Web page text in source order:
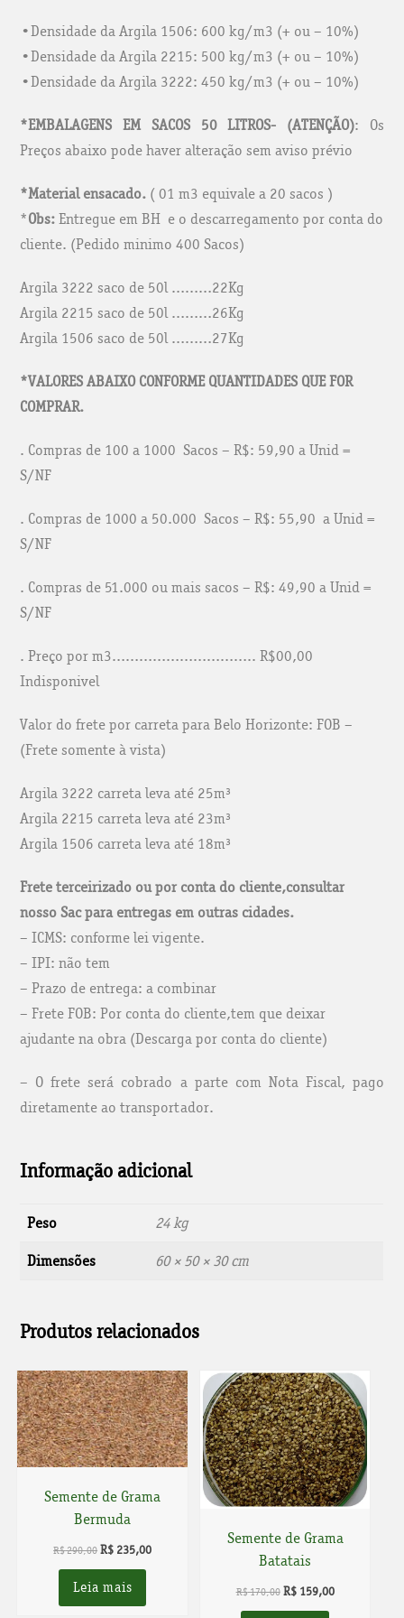
•Densidade da Argila 1506: 600 kg/m3 (+ ou – 10%)
•Densidade da Argila 2215: 500 kg/m3 (+ ou – 10%)
•Densidade da Argila 3222: 450 kg/m3 (+ ou – 10%)
*EMBALAGENS EM SACOS 50 LITROS- (ATENÇÃO): Os
Preços abaixo pode haver alteração sem aviso prévio
*Material ensacado. ( 01 m3 equivale a 20 sacos )
*Obs: Entregue em BH e o descarregamento por conta do
cliente. (Pedido minimo 400 Sacos)
Argila 3222 saco de 50l ………22Kg
Argila 2215 saco de 50l ………26Kg
Argila 1506 saco de 50l ………27Kg
*VALORES ABAIXO CONFORME QUANTIDADES QUE FOR
COMPRAR.
. Compras de 100 a 1000 Sacos – R$: 59,90 a Unid =
S/NF
. Compras de 1000 a 50.000 Sacos – R$: 55,90 a Unid =
S/NF
. Compras de 51.000 ou mais sacos – R$: 49,90 a Unid =
S/NF
. Preço por m3………………………….. R$00,00
Indisponivel
Valor do frete por carreta para Belo Horizonte: FOB –
(Frete somente à vista)
Argila 3222 carreta leva até 25m³
Argila 2215 carreta leva até 23m³
Argila 1506 carreta leva até 18m³
Frete terceirizado ou por conta do cliente,consultar
nosso Sac para entregas em outras cidades.
– ICMS: conforme lei vigente.
– IPI: não tem
– Prazo de entrega: a combinar
– Frete FOB: Por conta do cliente,tem que deixar
ajudante na obra (Descarga por conta do cliente)
– O frete será cobrado a parte com Nota Fiscal, pago
diretamente ao transportador.
Informação adicional
Peso 24 kg
Dimensões 60 × 50 × 30 cm
Produtos relacionados
Semente de Grama
Bermuda
R$290,00 O
preço
original
era:
R$ 235,00O
Leia mais
Semente de Grama
Batatais
R$170,00 O
preço
R$159,00O